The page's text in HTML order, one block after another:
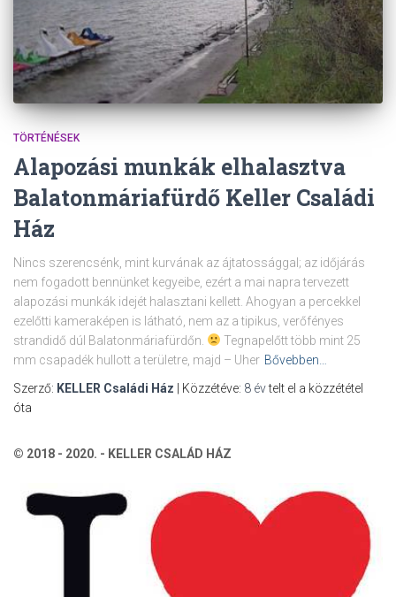
TÖRTÉNÉSEK
Alapozási munkák elhalasztva
Balatonmáriafürdő Keller Családi
Ház
Nincs szerencsénk, mint kurvának az ájtatossággal; az időjárás
nem fogadott bennünket kegyeibe, ezért a mai napra tervezett
alapozási munkák idejét halasztani kellett. Ahogyan a percekkel
ezelőtti kameraképen is látható, nem az a tipikus, verőfényes
strandidő dúl Balatonmáriafürdőn.
Tegnapelőtt több mint 25
mm csapadék hullott a területre, majd – Uher Bővebben…
Szerző: KELLER Családi Ház | Közzétéve: 8 évtelt el a közzététel
óta
© 2018 - 2020. - KELLER CSALÁD HÁZ